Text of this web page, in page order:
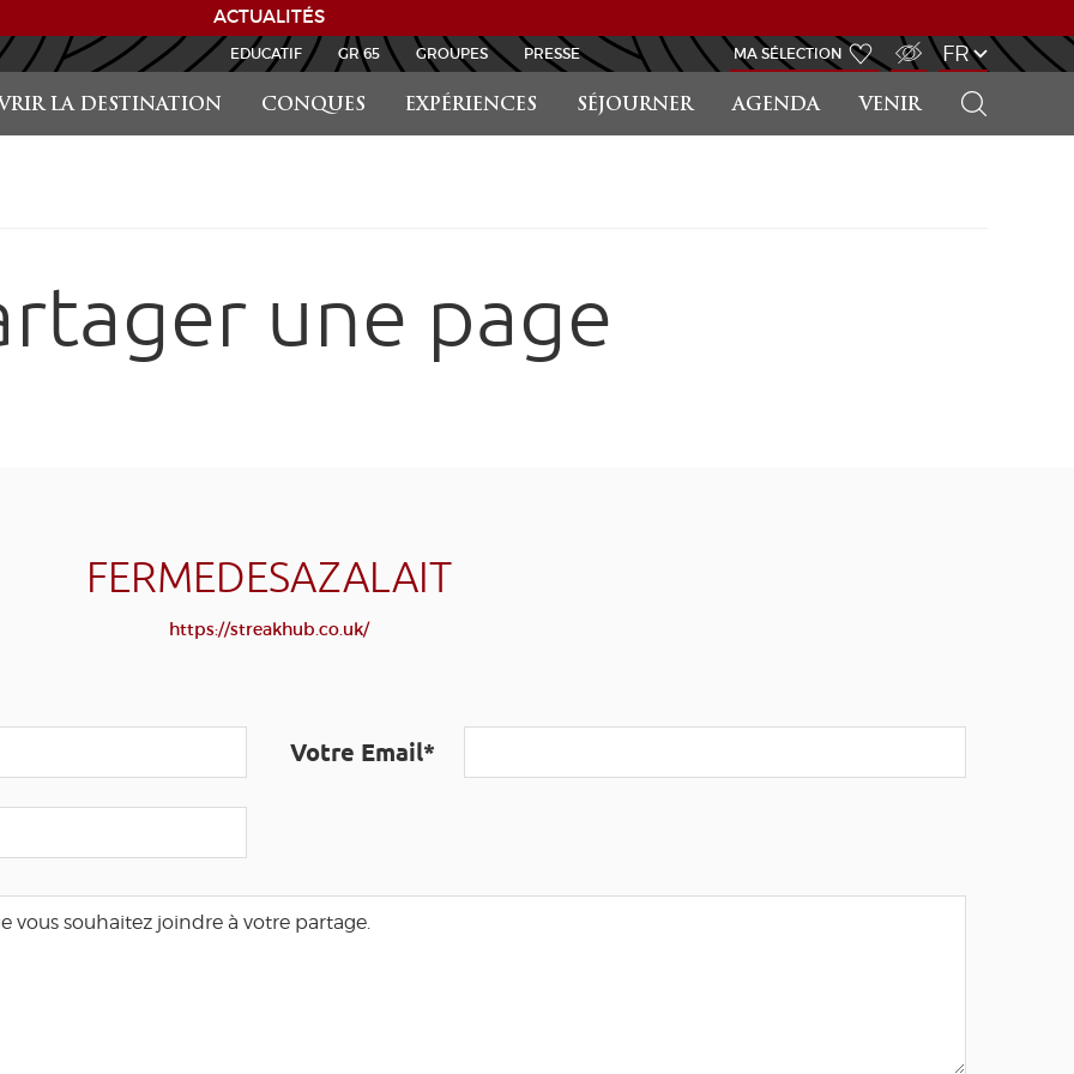
ACTUALITÉS
LA DESTINATION CONQUES EXPÉRIENCES SÉJOURNER AGENDA VENIR
EDUCATIF GR 65 GROUPES PRESSE MA SÉLECTION FR
une page
FERMEDESAZALAIT
https://streakhub.co.uk/
Votre Email*